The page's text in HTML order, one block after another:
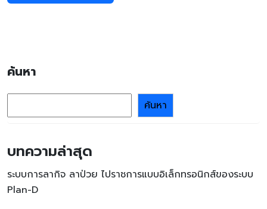
ค้นหา
ค้นหา
บทความล่าสุด
ระบบการลากิจ ลาป่วย ไปราชการแบบอิเล็กทรอนิกส์ของระบบ
Plan-D